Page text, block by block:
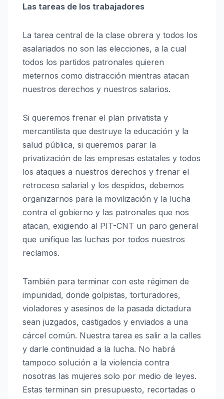
Las tareas de los trabajadores
La tarea central de la clase obrera y todos los
asalariados no son las elecciones, a la cual
todos los partidos patronales quieren
meternos como distracción mientras atacan
nuestros derechos y nuestros salarios.
Si queremos frenar el plan privatista y
mercantilista que destruye la educación y la
salud pública, si queremos parar la
privatización de las empresas estatales y todos
los ataques a nuestros derechos y frenar el
retroceso salarial y los despidos, debemos
organizarnos para la movilización y la lucha
contra el gobierno y las patronales que nos
atacan, exigiendo al PIT-CNT un paro general
que unifique las luchas por todos nuestros
reclamos.
También para terminar con este régimen de
impunidad, donde golpistas, torturadores,
violadores y asesinos de la pasada dictadura
sean juzgados, castigados y enviados a una
cárcel común. Nuestra tarea es salir a la calles
y darle continuidad a la lucha. No habrá
tampoco solución a la violencia contra
nosotras las mujeres solo por medio de leyes.
Estas terminan sin presupuesto, recortadas o